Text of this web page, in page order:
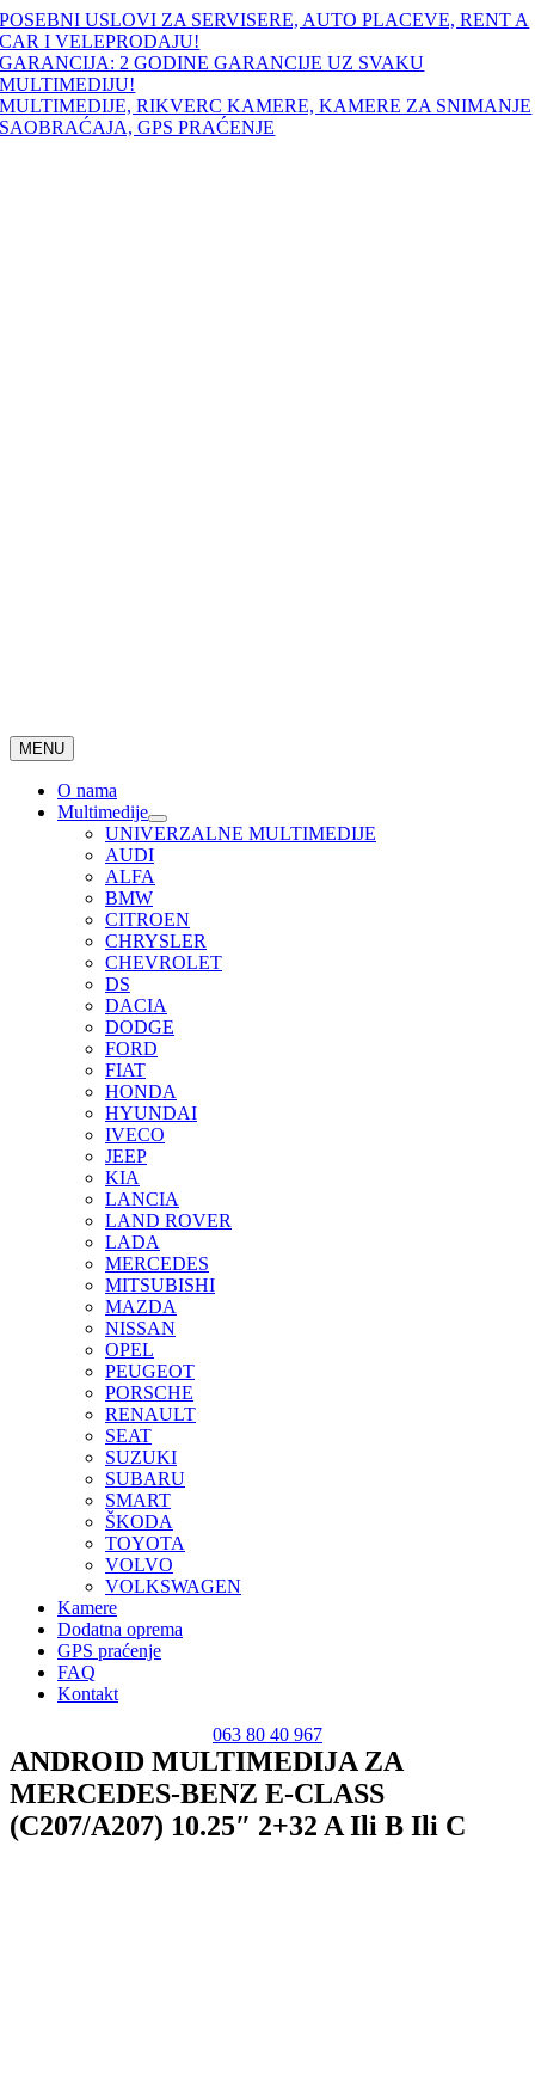
Skip
to
content
POSEBNI USLOVI ZA SERVISERE, AUTO PLACEVE, RENT A
CAR I VELEPRODAJU!
GARANCIJA: 2 GODINE GARANCIJE UZ SVAKU
MULTIMEDIJU!
MULTIMEDIJE, RIKVERC KAMERE, KAMERE ZA SNIMANJE
SAOBRAĆAJA, GPS PRAĆENJE
MENU
O nama
Multimedije
UNIVERZALNE MULTIMEDIJE
AUDI
ALFA
BMW
CITROEN
CHRYSLER
CHEVROLET
DS
DACIA
DODGE
FORD
FIAT
HONDA
HYUNDAI
IVECO
JEEP
KIA
LANCIA
LAND ROVER
LADA
MERCEDES
MITSUBISHI
MAZDA
NISSAN
OPEL
PEUGEOT
PORSCHE
RENAULT
SEAT
SUZUKI
SUBARU
SMART
ŠKODA
TOYOTA
VOLVO
VOLKSWAGEN
Kamere
Dodatna oprema
GPS praćenje
FAQ
Kontakt
063 80 40 967
ANDROID MULTIMEDIJA ZA
MERCEDES-BENZ E-CLASS
(C207/A207) 10.25″ 2+32 A Ili B Ili C